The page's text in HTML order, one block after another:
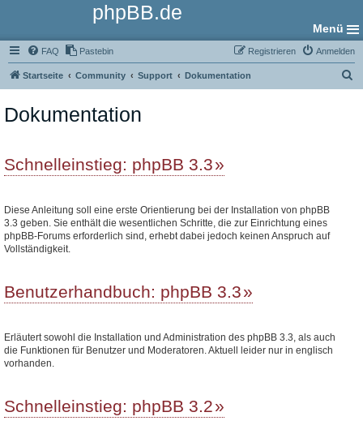
phpBB.de
Menü
FAQ Pastebin Anmelden
Registrieren
Startseite Community Support Dokumentation
Dokumentation
Schnelleinstieg: phpBB 3.3
Diese Anleitung soll eine erste Orientierung bei der Installation von phpBB
3.3 geben. Sie enthält die wesentlichen Schritte, die zur Einrichtung eines
phpBB-Forums erforderlich sind, erhebt dabei jedoch keinen Anspruch auf
Vollständigkeit.
Benutzerhandbuch: phpBB 3.3
Erläutert sowohl die Installation und Administration des phpBB 3.3, als auch
die Funktionen für Benutzer und Moderatoren. Aktuell leider nur in englisch
vorhanden.
Schnelleinstieg: phpBB 3.2